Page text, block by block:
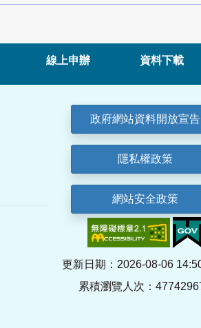
線上申辦 資料下載
政府網站資料開放宣告
隱私權政策
網站安全政策
更新日期：2026-08-06
累積瀏覽人次：